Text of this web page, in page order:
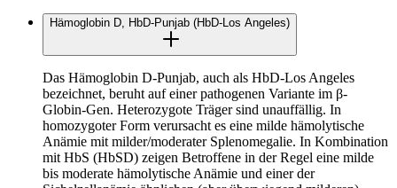
Hämoglobin D, HbD-Punjab (HbD-Los Angeles)
Das Hämoglobin D-Punjab, auch als HbD-Los Angeles
bezeichnet, beruht auf einer pathogenen Variante im β-
Globin-Gen. Heterozygote Träger sind unauffällig. In
homozygoter Form verursacht es eine milde hämolytische
Anämie mit milder/moderater Splenomegalie. In Kombination
mit HbS (HbSD) zeigen Betroffene in der Regel eine milde
bis moderate hämolytische Anämie und einer der